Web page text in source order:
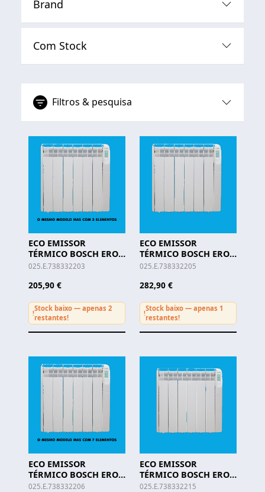
Filtros & pesquisa
ECO EMISSOR
TÉRMICO BOSCH ERO
3000 - 500W
025.E.738332203
205,90 €
!
Stock baixo — apenas 2
restantes!
ECO EMISSOR
TÉRMICO BOSCH ERO
3000 - 1000W
025.E.738332205
282,90 €
!
Stock baixo — apenas 1
restantes!
ECO EMISSOR
TÉRMICO BOSCH ERO
3000 - 1200W
025.E.738332206
ECO EMISSOR
TÉRMICO BOSCH ERO
6000 - 1000W
025.E.738332215
Brand
Com Stock